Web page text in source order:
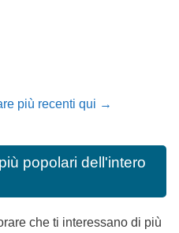
più recenti qui →
popolari dell'intero
che ti interessano di più